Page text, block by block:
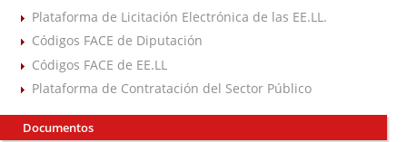
Plataforma de Licitación Electrónica de las EE.LL.
Códigos FACE de Diputación
Códigos FACE de EE.LL
Plataforma de Contratación del Sector Público
Documentos